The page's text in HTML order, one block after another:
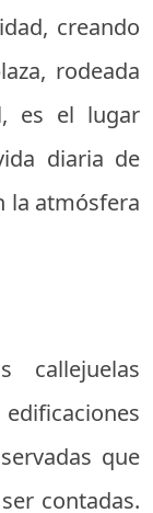
creando
rodeada
es el lugar
diaria de
la atmósfera
callejuelas
que
contadas.